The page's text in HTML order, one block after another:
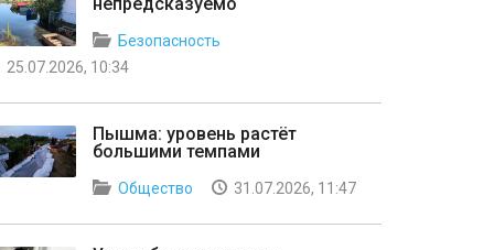
Безопасность
25.07.2026, 10:34
Пышма: уровень растёт
большими темпами
Общество 31.07.2026, 11:47